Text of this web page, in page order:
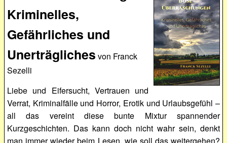
Kriminelles,
Gefährliches und
Unerträgliches von Franck
Sezelli
Liebe und Eifersucht, Vertrauen und
Verrat, Kriminalfälle und Horror, Erotik und Urlaubsgefühl –
all das vereint diese bunte Mixtur spannender
Kurzgeschichten. Das kann doch nicht wahr sein, denkt